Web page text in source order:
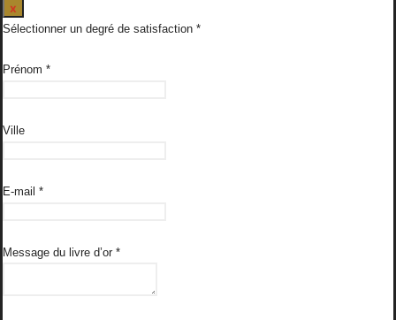
x
ce
formulaire.
Sélectionner un degré de satisfaction
Prénom *
Ville
E-mail *
Message du livre d’or *